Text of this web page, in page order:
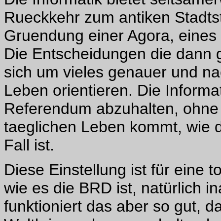
Rueckkehr zum antiken
Gruendung einer Agora,
Die Entscheidungen die dann
sich um vieles genauer und
Leben orientieren. Die
Referendum abzuhalten,
taeglichen Leben kommt, wie
Fall ist.
Diese Einstellung ist für eine
wie es die BRD ist, natürlich
funktioniert das aber so gut,